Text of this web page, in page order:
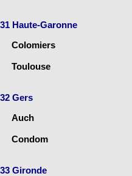
31 Haute-Garonne
Colomiers
Toulouse
32 Gers
Auch
Condom
33 Gironde